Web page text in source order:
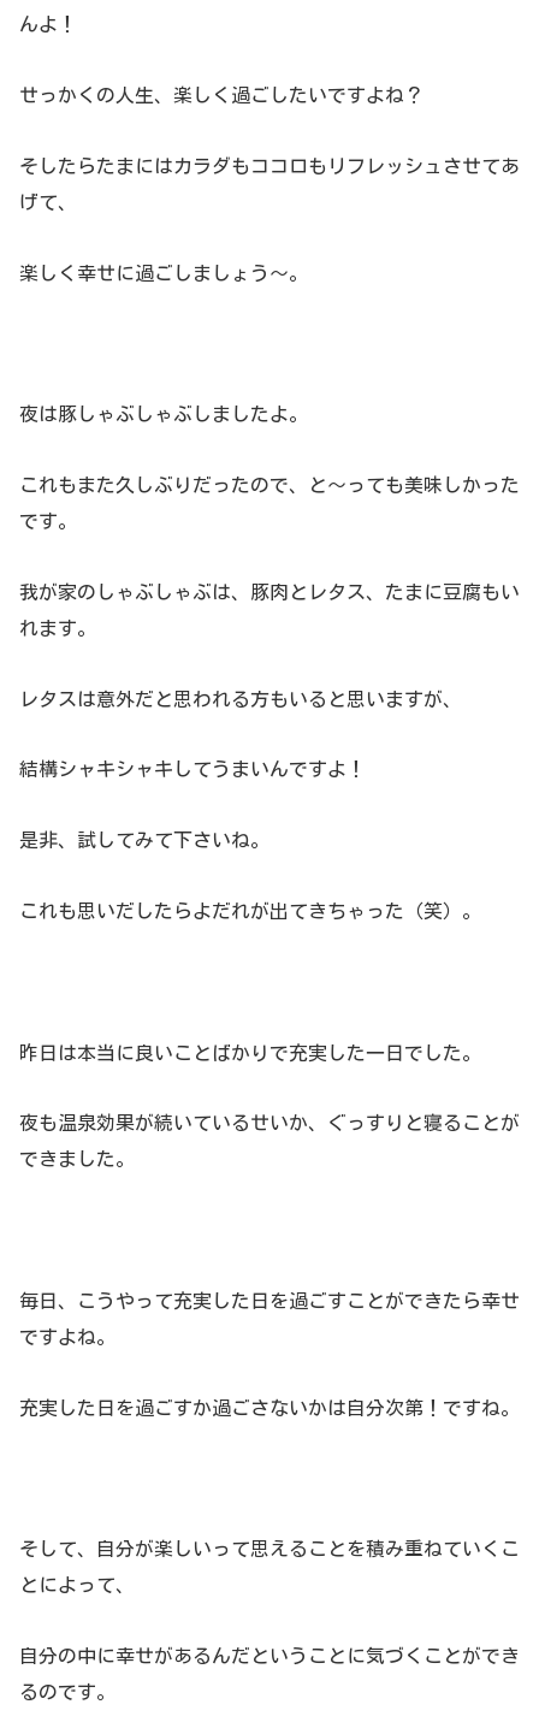
んよ！
せっかくの人生、楽しく過ごしたいですよね？
そしたらたまにはカラダもココロもリフレッシュさせてあ
げて、
楽しく幸せに過ごしましょう～。
夜は豚しゃぶしゃぶしましたよ。
これもまた久しぶりだったので、と～っても美味しかった
です。
我が家のしゃぶしゃぶは、豚肉とレタス、たまに豆腐もい
れます。
レタスは意外だと思われる方もいると思いますが、
結構シャキシャキしてうまいんですよ！
是非、試してみて下さいね。
これも思いだしたらよだれが出てきちゃった（笑）。
昨日は本当に良いことばかりで充実した一日でした。
夜も温泉効果が続いているせいか、ぐっすりと寝ることが
できました。
毎日、こうやって充実した日を過ごすことができたら幸せ
ですよね。
充実した日を過ごすか過ごさないかは自分次第！ですね。
そして、自分が楽しいって思えることを積み重ねていくこ
とによって、
自分の中に幸せがあるんだということに気づくことができ
るのです。